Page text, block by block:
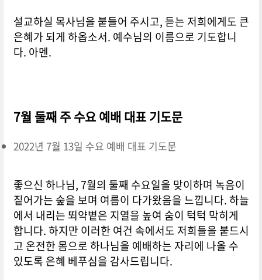
설교하실 목사님을 붙들어 주시고, 듣는 저희에게도 큰
은혜가 되게 하옵소서. 예수님의 이름으로 기도합니
다. 아멘.
7월 둘째 주 수요 예배 대표 기도문
2022년 7월 13일 수요 예배 대표 기도문
좋으신 하나님, 7월의 둘째 수요일을 맞이하며 녹음이
짙어가는 숲을 보며 여름이 다가왔음을 느낍니다. 하늘
에서 내리는 뙤약볕은 지열을 높여 숨이 턱턱 막히게
합니다. 하지만 이러한 여건 속에서도 저희들을 붙드시
고 온전한 몸으로 하나님을 예배하는 자리에 나올 수
있도록 은혜 베푸심을 감사드립니다.